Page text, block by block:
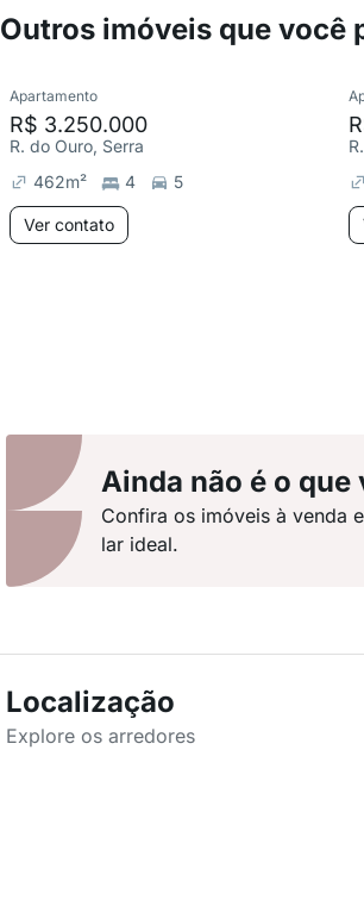
Outros imóveis que você
Apartamento
R$ 3.250.000
R. do Ouro, Serra
462m² 4 5
Ver contato
Ainda não é o
Confira os imóveis à venda
lar ideal.
Localização
Explore os arredores